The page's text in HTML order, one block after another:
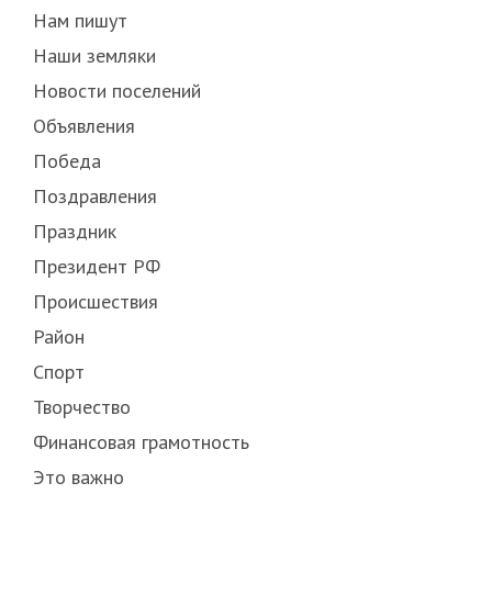
Нам пишут
Наши земляки
Новости поселений
Объявления
Победа
Поздравления
Праздник
Президент РФ
Происшествия
Район
Спорт
Творчество
Финансовая грамотность
Это важно